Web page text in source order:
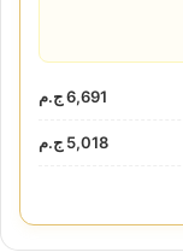
6,691 ج.م
5,018 ج.م